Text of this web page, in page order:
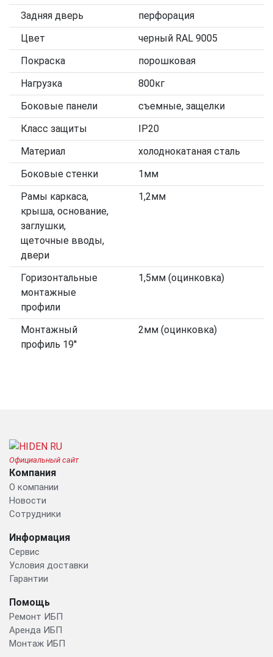
Задняя дверь
перфорация
Цвет
черный RAL 9005
Покраска
порошковая
Нагрузка
800кг
Боковые панели
съемные, защелки
Класс защиты
IP20
Материал
холоднокатаная сталь
Боковые стенки
1мм
Рамы каркаса,
крыша, основание,
заглушки,
щеточные вводы,
двери
1,2мм
Горизонтальные
монтажные
профили
1,5мм (оцинковка)
Монтажный
профиль 19''
2мм (оцинковка)
Официальный сайт
Компания
О компании
Новости
Сотрудники
Информация
Сервис
Условия доставки
Гарантии
Помощь
Ремонт ИБП
Аренда ИБП
Монтаж ИБП